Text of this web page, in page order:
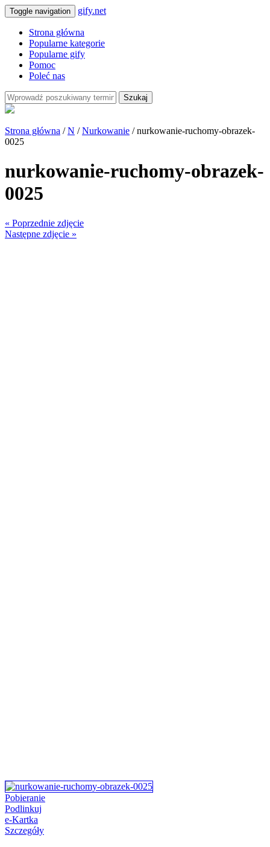
Toggle navigation gify.net
Strona główna
Popularne kategorie
Popularne gify
Pomoc
Poleć nas
Szukaj
Strona główna /N /Nurkowanie / nurkowanie-ruchomy-obrazek-
0025
nurkowanie-ruchomy-obrazek-
0025
« Poprzednie zdjęcie
Następne zdjęcie »
Pobieranie
Podlinkuj
e-Kartka
Szczegóły